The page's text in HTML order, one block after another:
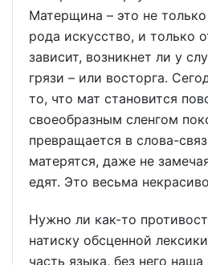
Матерщина – это не только
рода искусство, и только
зависит, возникнет ли у
грязи – или восторга.
то, что мат становится
своеобразным сленгом
превращается в слова-
матерятся, даже не
едят. Это весьма
Нужно ли как-то
натиску обсценной
часть языка, без него